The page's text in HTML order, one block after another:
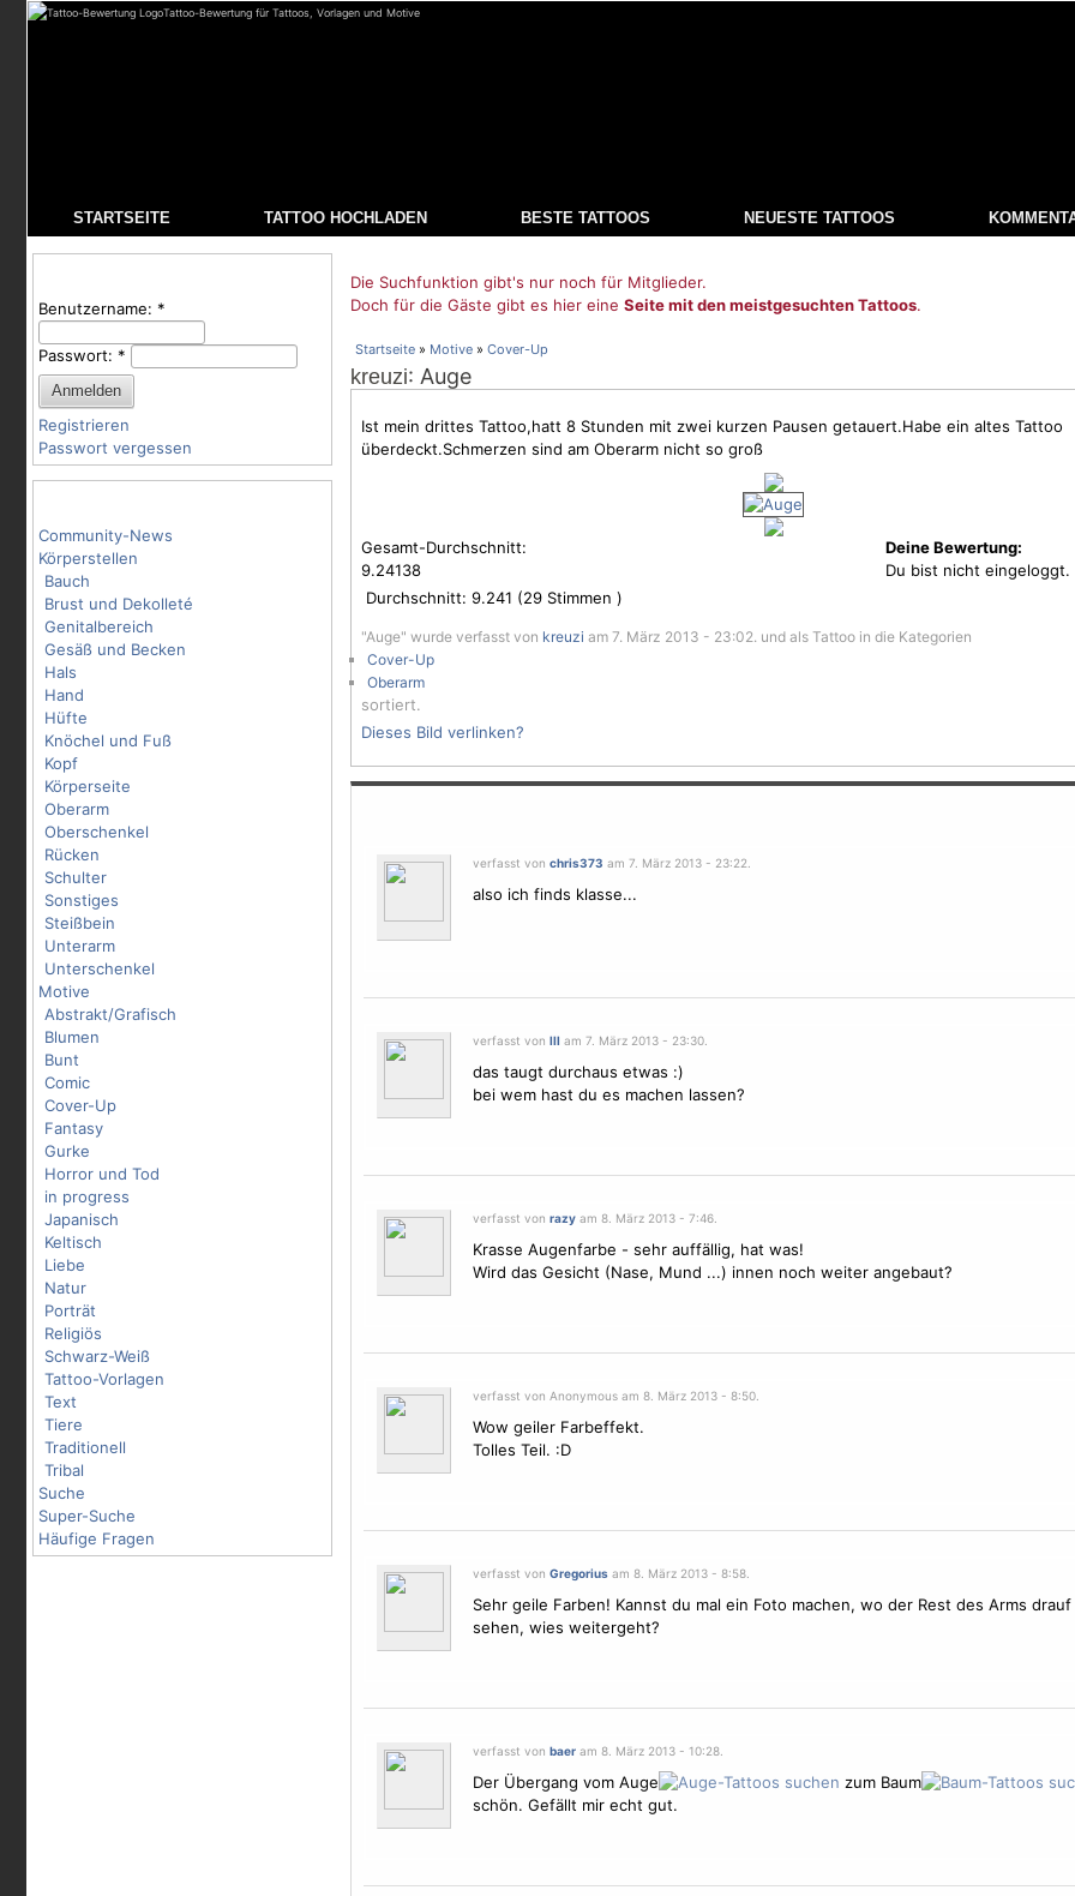
Tattoo-Bewertung für Tattoos, Vorlagen und Motive
STARTSEITE TATTOO HOCHLADEN BESTE TATTOOS NEUESTE TATTOOS
Benutzername: *
Passwort: *
Registrieren
Passwort vergessen
Community-News
Körperstellen
Bauch
Brust und Dekolleté
Genitalbereich
Gesäß und Becken
Hals
Hand
Hüfte
Knöchel und Fuß
Kopf
Körperseite
Oberarm
Oberschenkel
Rücken
Schulter
Sonstiges
Steißbein
Unterarm
Unterschenkel
Motive
Abstrakt/Grafisch
Blumen
Bunt
Comic
Cover-Up
Fantasy
Gurke
Horror und Tod
in progress
Japanisch
Keltisch
Liebe
Natur
Porträt
Religiös
Schwarz-Weiß
Tattoo-Vorlagen
Text
Tiere
Traditionell
Tribal
Suche
Super-Suche
Häufige Fragen
Die Suchfunktion gibt's nur noch für Mitglieder.
Doch für die Gäste gibt es hier eine Seite mit den meistgesuchten Tattoos.
Startseite » Motive » Cover-Up
kreuzi: Auge
Ist mein drittes Tattoo,hatt 8 Stunden mit zwei kurzen Pausen getauert.Habe ein altes Tattoo
überdeckt.Schmerzen sind am Oberarm nicht so groß
Gesamt-Durchschnitt:
9.24138
Durchschnitt: 9.241 (29 Stimmen )
Deine Bewertung:
Du bist nicht eingeloggt.
"Auge" wurde verfasst von kreuzi am 7. März 2013 - 23:02. und als Tattoo in die Kategorien
Cover-Up
Oberarm
sortiert.
Dieses Bild verlinken?
verfasst von chris373 am 7. März 2013 - 23:22.
also ich finds klasse...
verfasst von lll am 7. März 2013 - 23:30.
das taugt durchaus etwas :)
bei wem hast du es machen lassen?
verfasst von razyam 8. März 2013 - 7:46.
Krasse Augenfarbe - sehr auffällig, hat was!
Wird das Gesicht (Nase, Mund ...) innen noch weiter angebaut?
verfasst von Anonymous am 8. März 2013 - 8:50.
Wow geiler Farbeffekt.
Tolles Teil. :D
verfasst von Gregoriusam 8. März 2013 - 8:58.
Sehr geile Farben! Kannst du mal ein Foto machen, wo der Rest des Arms
sehen, wies weitergeht?
verfasst von baeram 8. März 2013 - 10:28.
Der Übergang vom Auge
zum Baum
schön. Gefällt mir echt gut.